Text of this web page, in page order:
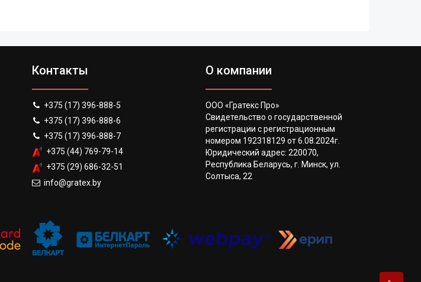
Контакты
+375 (17) 396-888-5
+375 (17) 396-888-6
+375 (17) 396-888-7
+375 (44) 769-79-14
+375 (29) 686-32-51
info@gratex.by
О компании
ООО «Гратекс Про»
Свидетельство о государственной
регистрации с регистрационным
номером 192318129 от 6.08.2024г.
Юридический адрес: 220070,
Республика Беларусь, г. Минск, ул.
Солтыса, 22